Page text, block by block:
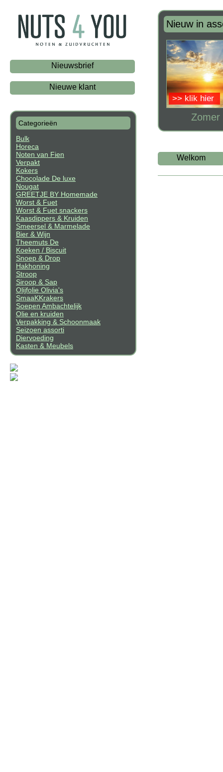
Nieuwsbrief
Nieuwe klant
Categorieën
Bulk
Horeca
Noten van Fien
Verpakt
Kokers
Chocolade De luxe
Nougat
GREETJE BY Homemade
Worst & Fuet
Worst & Fuet snackers
Kaasdippers & Kruiden
Smeersel & Marmelade
Bier & Wijn
Theemuts De
Koeken / Biscuit
Snoep & Drop
Hakhoning
Stroop
Siroop & Sap
Olijfolie Olivia's
SmaaKKrakers
Soepen Ambachtelijk
Olie en kruiden
Verpakking & Schoonmaak
Seizoen assorti
Diervoeding
Kasten & Meubels
Nieuw in
Zomer
>> klik hier
Welkom